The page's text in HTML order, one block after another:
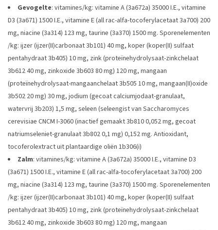
Gevogelte: vitamines/kg: vitamine A (3a672a) 35000 I.E., vitamine
D3 (3a671) 1500 I.E., vitamine E (all rac-alfa-tocoferylacetaat 3a700) 200
mg, niacine (3a314) 123 mg, taurine (3a370) 1500 mg. Sporenelementen
/kg: ijzer (ijzer(II)carbonaat 3b101) 40 mg, koper (koper(II) sulfaat
pentahydraat 3b405) 10 mg, zink (proteïnehydrolysaat-zinkchelaat
3b612 40 mg, zinkoxide 3b603 80 mg) 120 mg, mangaan
(proteïnehydrolysaat-mangaanchelaat 3b505 10 mg, mangaan(II)oxide
3b502 20 mg) 30 mg, jodium (gecoat calciumjodaat-granulaat,
watervrij 3b203) 1,5 mg, seleen (seleengist van Saccharomyces
cerevisiae CNCM I-3060 (inactief gemaakt 3b810 0,052 mg, gecoat
natriumseleniet-granulaat 3b802 0,1 mg) 0,152 mg. Antioxidant,
tocoferolextract uit plantaardige oliën 1b306(i)
Zalm: vitamines/kg: vitamine A (3a672a) 35000 I.E., vitamine D3
(3a671) 1500 I.E., vitamine E (all rac-alfa-tocoferylacetaat 3a700) 200
mg, niacine (3a314) 123 mg, taurine (3a370) 1500 mg. Sporenelementen
/kg: ijzer (ijzer(II)carbonaat 3b101) 40 mg, koper (koper(II) sulfaat
pentahydraat 3b405) 10 mg, zink (proteïnehydrolysaat-zinkchelaat
3b612 40 mg, zinkoxide 3b603 80 mg) 120 mg, mangaan